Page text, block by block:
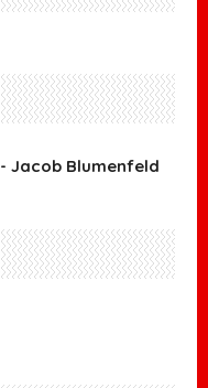
- Jacob Blumenfeld